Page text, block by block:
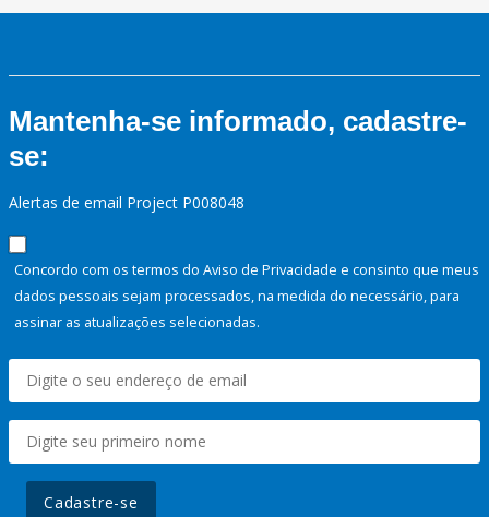
Mantenha-se informado, cadastre-
se:
Alertas de email Project P008048
Concordo com os termos do Aviso de Privacidade e consinto que meus
dados pessoais sejam processados, na medida do necessário, para
assinar as atualizações selecionadas.
Cadastre-se